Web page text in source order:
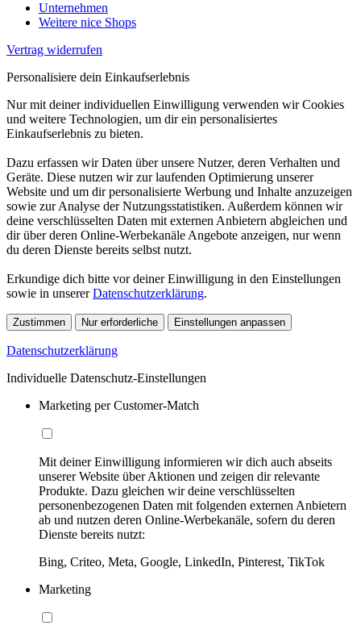
Unternehmen
Weitere nice Shops
Vertrag widerrufen
Personalisiere dein Einkaufserlebnis
Nur mit deiner individuellen Einwilligung verwenden wir Cookies
und weitere Technologien, um dir ein personalisiertes
Einkaufserlebnis zu bieten.
Dazu erfassen wir Daten über unsere Nutzer, deren Verhalten und
Geräte. Diese nutzen wir zur laufenden Optimierung unserer
Website und um dir personalisierte Werbung und Inhalte anzuzeigen
sowie zur Analyse der Nutzungsstatistiken. Außerdem können wir
deine verschlüsselten Daten mit externen Anbietern abgleichen und
dir über deren Online-Werbekanäle Angebote anzeigen, nur wenn
du deren Dienste bereits selbst nutzt.
Erkundige dich bitte vor deiner Einwilligung in den Einstellungen
sowie in unsererDatenschutzerklärung.
Zustimmen Nur erforderliche Einstellungen anpassen
Datenschutzerklärung
Individuelle Datenschutz-Einstellungen
Marketing per Customer-Match
Mit deiner Einwilligung informieren wir dich auch abseits
unserer Website über Aktionen und zeigen dir relevante
Produkte. Dazu gleichen wir deine verschlüsselten
personenbezogenen Daten mit folgenden externen Anbietern
ab und nutzen deren Online-Werbekanäle, sofern du deren
Dienste bereits nutzt:
Bing, Criteo, Meta, Google, LinkedIn, Pinterest, TikTok
Marketing